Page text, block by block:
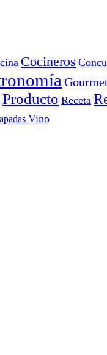
Cocineros
Producto Receta
Vino